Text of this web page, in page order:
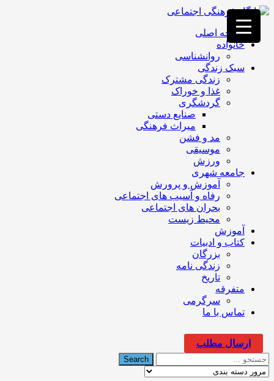
فصد
خون
غرب
تهران
خشکشویی
تصفیه
تهران
صفحه اصلی
خانواده
روانشناسی
سبک زندگی
زندگی مشترک
غذا و خوراک
گردشگری
صنایع دستی
میراث فرهنگی
مد و فشن
موسیقی
ورزش
جامعه شهری
آموزش و پرورش
رفاه و آسیب های اجتماعی
بحران های اجتماعی
محیط زیست
آموزش
کتاب و ادبیات
بزرگان
زندگی نامه
تاریخ
متفرقه
سرگرمی
تماس با ما
ارسال مطلب